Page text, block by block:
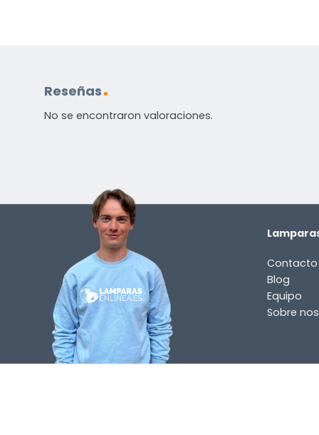
Reseñas
No se encontraron valoraciones.
Contacto
Blog
Equipo
Sobre